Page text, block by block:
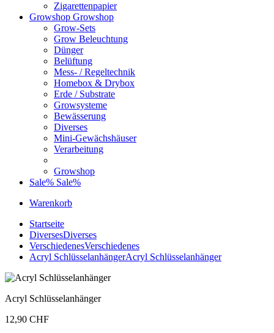
Zigarettenpapier
Growshop Growshop
Grow-Sets
Grow Beleuchtung
Dünger
Belüftung
Mess- / Regeltechnik
Homebox & Drybox
Erde / Substrate
Growsysteme
Bewässerung
Diverses
Mini-Gewächshäuser
Verarbeitung
Growshop
Sale% Sale%
Warenkorb
Startseite
DiversesDiverses
VerschiedenesVerschiedenes
Acryl SchlüsselanhängerAcryl Schlüsselanhänger
Acryl Schlüsselanhänger
12,90 CHF